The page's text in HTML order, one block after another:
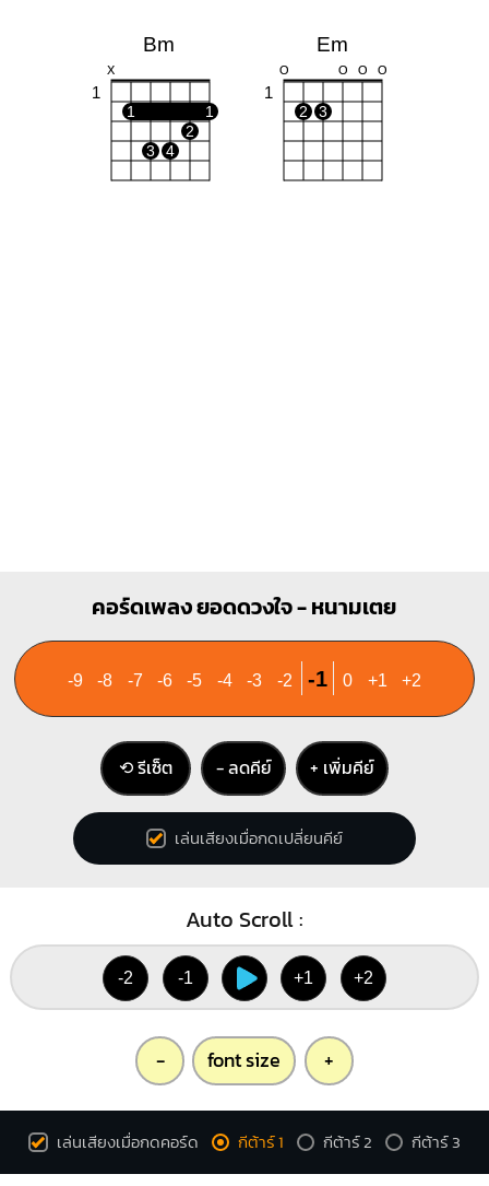
Bm
X
1
1
1
2
3
4
Em
O O O O
1
2 3
คอร์ดเพลง ยอดดวงใจ - หนามเตย
-9 -8 -7 -6 -5 -4 -3 -2 -1 0 +1 +2
⟲ รีเซ็ต − ลดคีย์ + เพิ่มคีย์
เล่นเสียงเมื่อกดเปลี่ยนคีย์
Auto Scroll :
-2 -1 +1 +2
- font size +
เล่นเสียงเมื่อกดคอร์ด กีต้าร์ 1 กีต้าร์ 2 กีต้าร์ 3